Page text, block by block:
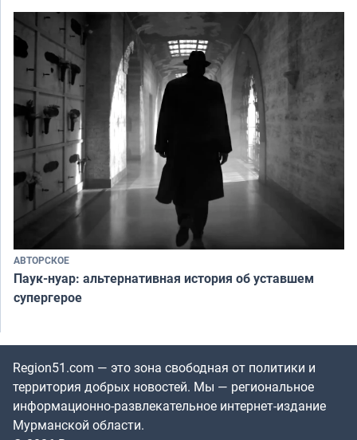
АВТОРСКОЕ
Паук-нуар: альтернативная история об уставшем
супергерое
Region51.com — это зона свободная от политики и
территория добрых новостей. Мы — региональное
информационно-развлекательное интернет-издание
Мурманской области.